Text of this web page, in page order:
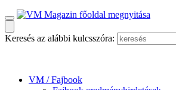
Keresés az alábbi kulcsszóra:
VM / Fajbook